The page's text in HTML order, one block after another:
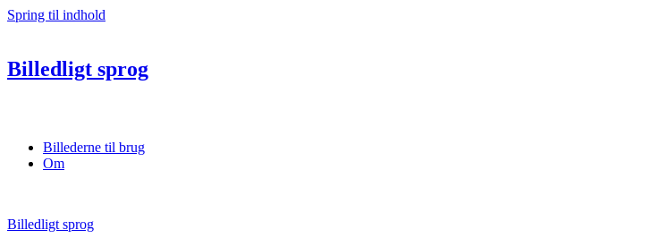
Spring til indhold
Billedligt sprog
Billederne til brug
Om
Billedligt sprog